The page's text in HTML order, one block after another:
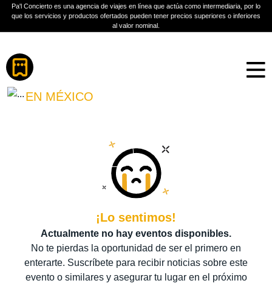
Pa'l Concierto es una agencia de viajes en línea que actúa como intermediaria, por lo
que los servicios y productos ofertados pueden tener precios superiores o inferiores
al valor nominal.
Boletos
JOSÉ LUIS RODRÍGUEZ
EL PUMA
EN MÉXICO
¡Lo sentimos!
Actualmente no hay eventos disponibles.
No te pierdas la oportunidad de ser el primero en
enterarte. Suscríbete para recibir noticias sobre este
evento o similares y asegurar tu lugar en el próximo